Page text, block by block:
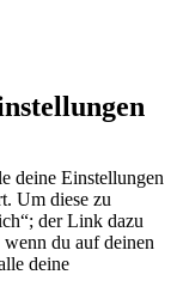
deine Einstellungen
Um diese zu
der Link dazu
du auf deinen
deine